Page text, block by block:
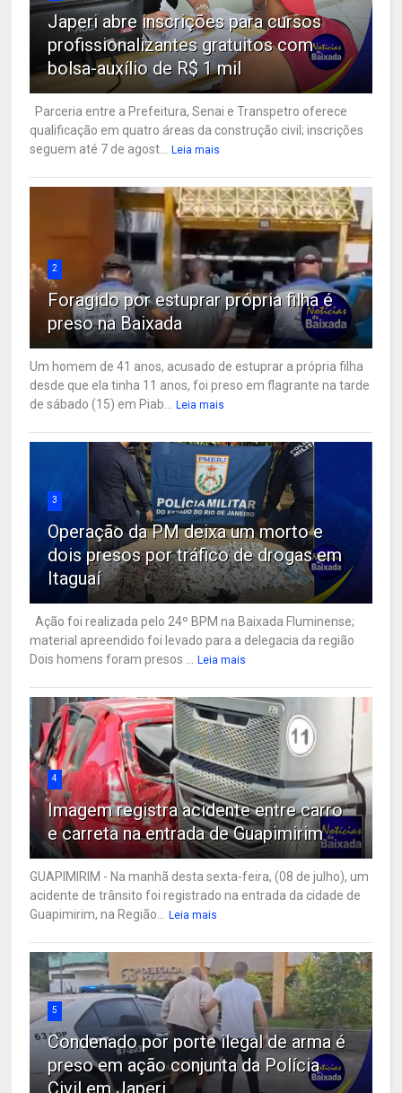
Japeri abre inscrições para cursos
profissionalizantes gratuitos com
bolsa-auxílio de R$ 1 mil
Parceria entre a Prefeitura, Senai e Transpetro oferece
qualificação em quatro áreas da construção civil; inscrições
seguem até 7 de agost...
Leia mais
2
Foragido por estuprar própria filha é
preso na Baixada
Um homem de 41 anos, acusado de estuprar a própria filha
desde que ela tinha 11 anos, foi preso em flagrante na tarde
de sábado (15) em Piab...
Leia mais
3
Operação da PM deixa um morto e
dois presos por tráfico de drogas em
Itaguaí
Ação foi realizada pelo 24º BPM na Baixada Fluminense;
material apreendido foi levado para a delegacia da região
Dois homens foram presos ...
Leia mais
4
Imagem registra acidente entre carro
e carreta na entrada de Guapimirim
GUAPIMIRIM - Na manhã desta sexta-feira, (08 de julho), um
acidente de trânsito foi registrado na entrada da cidade de
Guapimirim, na Região...
Leia mais
5
Condenado por porte ilegal de arma é
preso em ação conjunta da Polícia
Civil em Japeri